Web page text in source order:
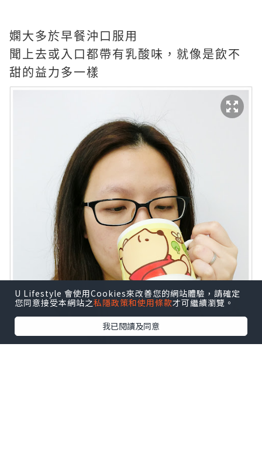
嫻大多於早餐沖口服用
聞上去或入口都帶有乳酸味，就像是飲不
甜的益力多一樣
U Lifestyle 會使用Cookies來改善您的網站體驗，請確定
您同意接受本網站之私隱政策和使用條款才可繼續瀏覽。
我已閱讀及同意